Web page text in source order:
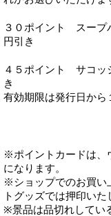
３０ポイント スープ
円引き
４５ポイント サコッ
き
有効期限は発行日か
※ポイントカードは、
になります。
※ショップでのお買い
トグッズでは押印い
※景品は品切れしてい